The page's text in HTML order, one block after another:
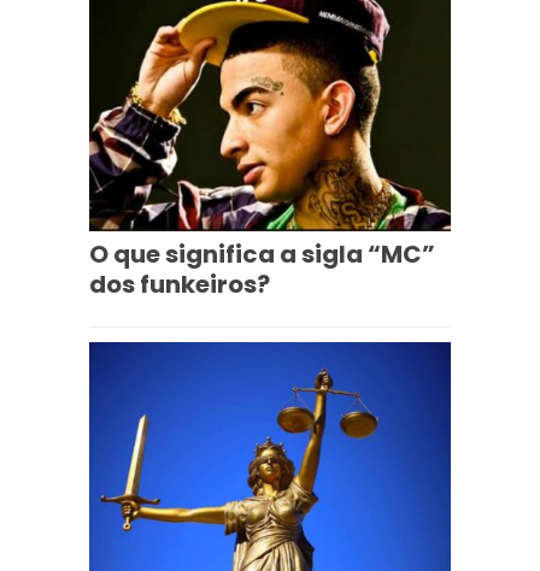
O que significa a sigla “MC”
dos funkeiros?